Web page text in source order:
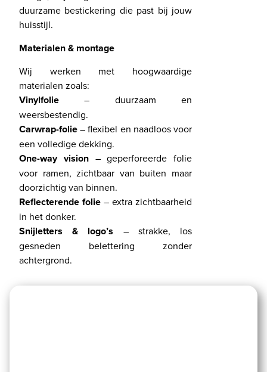
duurzame bestickering die past bij jouw
huisstijl.
Materialen & montage
Wij werken met hoogwaardige
materialen zoals:
Vinylfolie – duurzaam en
weersbestendig.
Carwrap-folie– flexibel en naadloos voor
een volledige dekking.
One-way vision– geperforeerde folie
voor ramen, zichtbaar van buiten maar
doorzichtig van binnen.
Reflecterende folie – extra zichtbaarheid
in het donker.
Snijletters & logo’s – strakke, los
gesneden belettering zonder
achtergrond.